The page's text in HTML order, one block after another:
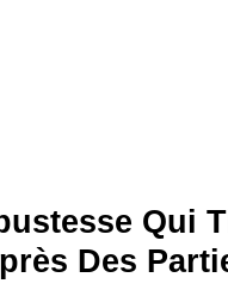
Qui
Des